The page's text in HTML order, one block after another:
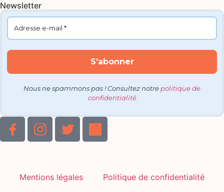
Newsletter
Nous ne spammons pas ! Consultez notre politique de
confidentialité
Mentions légales Politique de confidentialité